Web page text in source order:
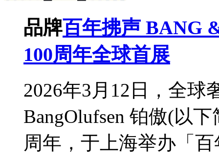
品牌百年拂声 BANG
100周年全球首展
2026年3月12日，全球
BangOlufsen 铂傲(以
周年，于上海举办「